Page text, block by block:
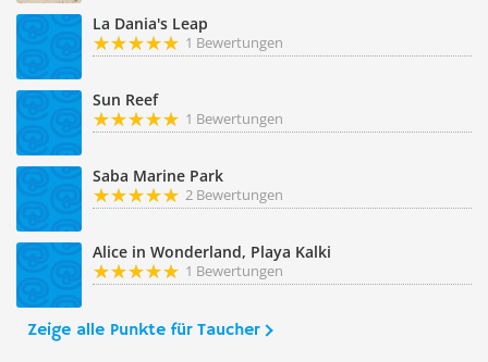
La Dania's Leap
1 Bewertungen
Sun Reef
1 Bewertungen
Saba Marine Park
2 Bewertungen
Alice in Wonderland, Playa Kalki
1 Bewertungen
Zeige alle Punkte für Taucher